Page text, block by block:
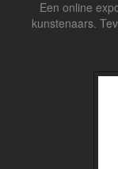
Een online
kunstenaars.